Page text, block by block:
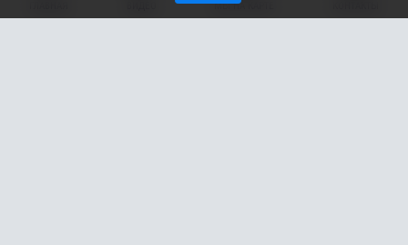
МЫ НА КАРТЕ